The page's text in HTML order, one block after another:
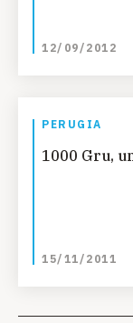
12/09/2012
PERUGIA
1000 Gru,
15/11/2011